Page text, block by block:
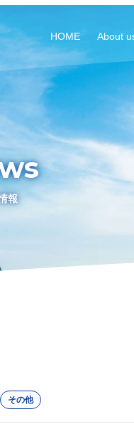
HOME About
報
その他